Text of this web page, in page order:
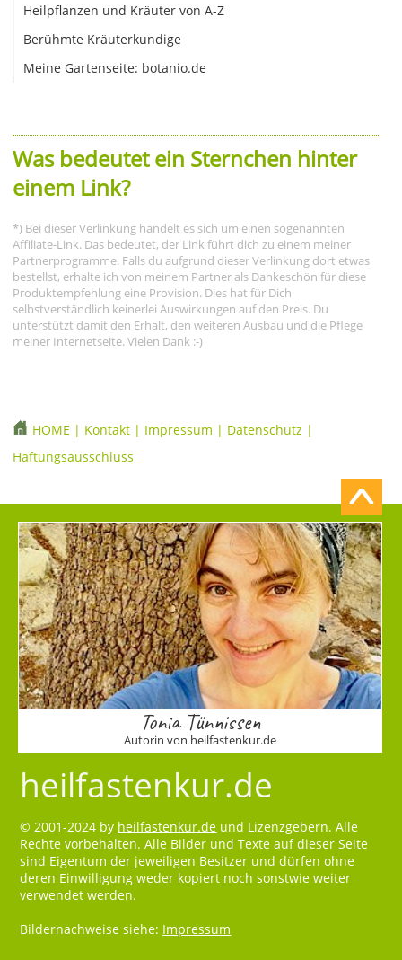
Heilpflanzen und Kräuter von A-Z
Berühmte Kräuterkundige
Meine Gartenseite: botanio.de
Was bedeutet ein Sternchen hinter
einem Link?
*) Bei dieser Verlinkung handelt es sich um einen sogenannten
Affiliate-Link. Das bedeutet, der Link führt dich zu einem meiner
Partnerprogramme. Falls du aufgrund dieser Verlinkung dort etwas
bestellst, erhalte ich von meinem Partner als Dankeschön für diese
Produktempfehlung eine Provision. Dies hat für Dich
selbstverständlich keinerlei Auswirkungen auf den Preis. Du
unterstützt damit den Erhalt, den weiteren Ausbau und die Pflege
meiner Internetseite. Vielen Dank :-)
HOME | Kontakt | Impressum | Datenschutz |
Haftungsausschluss
Tonia Tünnissen
Autorin von heilfastenkur.de
heilfastenkur.de
© 2001-2024 by heilfastenkur.de und Lizenzgebern. Alle
Rechte vorbehalten. Alle Bilder und Texte auf dieser Seite
sind Eigentum der jeweiligen Besitzer und dürfen ohne
deren Einwilligung weder kopiert noch sonstwie weiter
verwendet werden.
Bildernachweise siehe: Impressum